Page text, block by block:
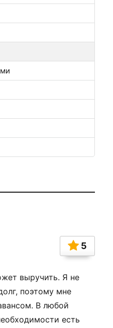
5
выручить. Я не
поэтому мне
В любой
есть